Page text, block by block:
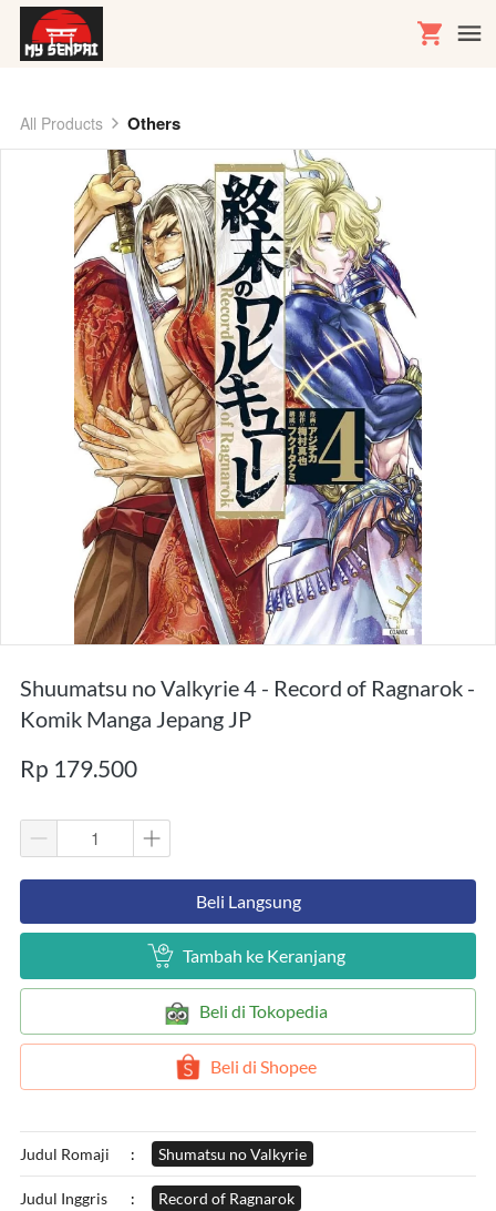
All Products Others
Shuumatsu no Valkyrie 4 - Record of Ragnarok -
Komik Manga Jepang JP
Rp 179.500
`Beli Langsung
` Tambah ke Keranjang
` Beli di Tokopedia
` Beli di Shopee
Judul Romaji : Shumatsu no Valkyrie
Judul Inggris : Record of Ragnarok